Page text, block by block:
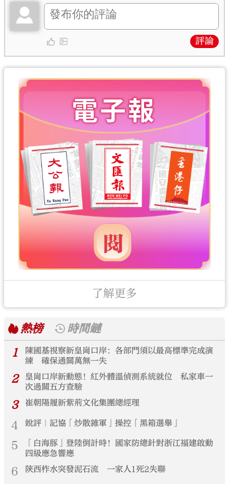
評論
了解更多
熱榜
時間鏈
1
陳國基視察新皇崗口岸：各部門須以最高標準完成演
練 確保通關萬無一失
2
皇崗口岸新動態！紅外體溫偵測系統就位 私家車一
次過關五方查驗
3 崔朝陽履新紫荊文化集團總經理
4 銳評｜記協「炒散雜軍」操控「黑箱選舉」
5
「白海豚」登陸倒計時！國家防總針對浙江福建啟動
四級應急響應
6 陝西柞水突發泥石流 一家人1死2失聯